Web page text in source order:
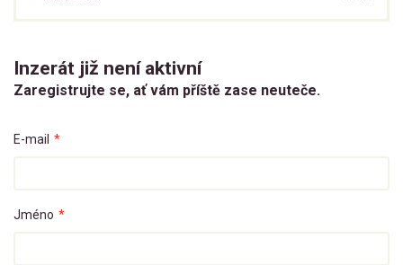
Inzerát již není aktivní
Zaregistrujte se, ať vám příště zase neuteče.
E-mail *
Jméno *